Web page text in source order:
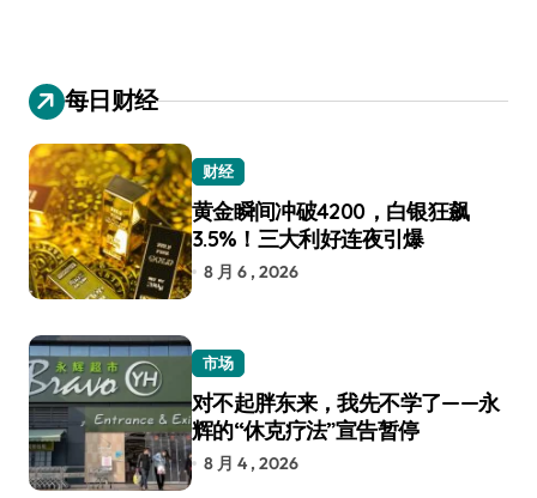
每日财经
财经
黄金瞬间冲破4200，白银狂飙
3.5%！三大利好连夜引爆
8 月 6 , 2026
市场
对不起胖东来，我先不学了——永
辉的“休克疗法”宣告暂停
8 月 4 , 2026